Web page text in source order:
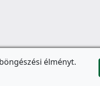
élményt.